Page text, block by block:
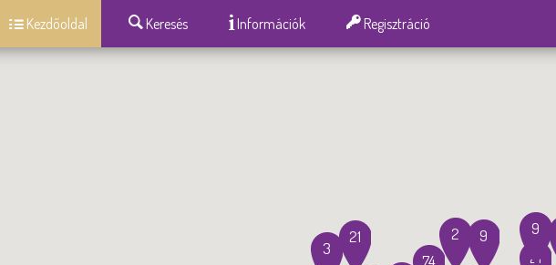
Kezdőoldal Keresés Információk Regisztráció
21
74
21 9
2
9
3